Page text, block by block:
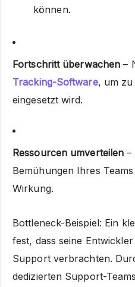
können.
Fortschritt überwachen –
Tracking-Software, um zu
eingesetzt wird.
Ressourcen umverteilen –
Bemühungen Ihres
Wirkung.
Bottleneck-Beispiel: Ein
fest, dass seine
Support verbrachten.
dedizierten Support-